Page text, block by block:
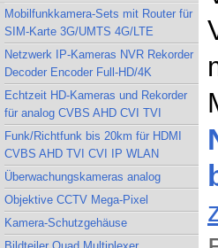
Mobilfunkkamera-Sets mit Router für
SIM-Karte 3G/UMTS 4G/LTE
Netzwerk IP-Kameras NVR Rekorder
Decoder Encoder Full-HD/4K
Echtzeit HD-Kameras und Rekorder
für analog CVBS AHD CVI TVI
Funk/Richtfunk bis 20km für HDMI
CVBS AHD TVI CVI IP WLAN
Überwachungskameras analog
Objektive CCTV Mega-Pixel
Kamera-Schutzgehäuse